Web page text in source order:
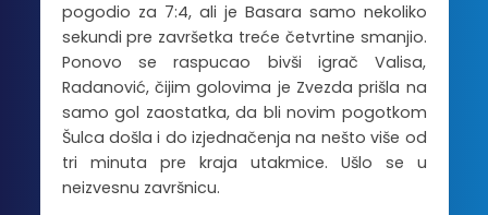
pogodio za 7:4, ali je Basara samo nekoliko
sekundi pre završetka treće četvrtine smanjio.
Ponovo se raspucao bivši igrač Valisa,
Radanović, čijim golovima je Zvezda prišla na
samo gol zaostatka, da bli novim pogotkom
Šulca došla i do izjednačenja na nešto više od
tri minuta pre kraja utakmice. Ušlo se u
neizvesnu završnicu.